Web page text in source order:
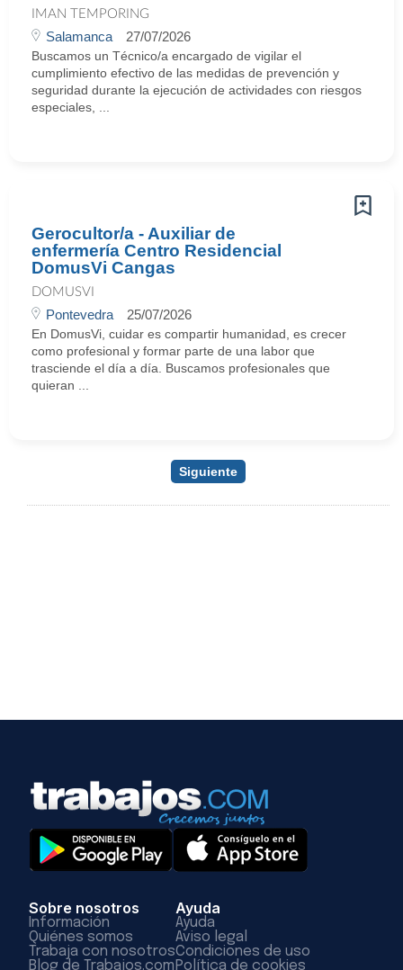
IMAN TEMPORING
Salamanca 27/07/2026
Buscamos un Técnico/a encargado de vigilar el
cumplimiento efectivo de las medidas de prevención y
seguridad durante la ejecución de actividades con riesgos
especiales, ...
Gerocultor/a - Auxiliar de
enfermería Centro Residencial
DomusVi Cangas
DOMUSVI
Pontevedra 25/07/2026
En DomusVi, cuidar es compartir humanidad, es crecer
como profesional y formar parte de una labor que
trasciende el día a día. Buscamos profesionales que
quieran ...
Siguiente
Sobre nosotros
Información
Quiénes somos
Trabaja con nosotros
Blog de Trabajos.com
Ayuda
Ayuda
Aviso legal
Condiciones de uso
Política de cookies